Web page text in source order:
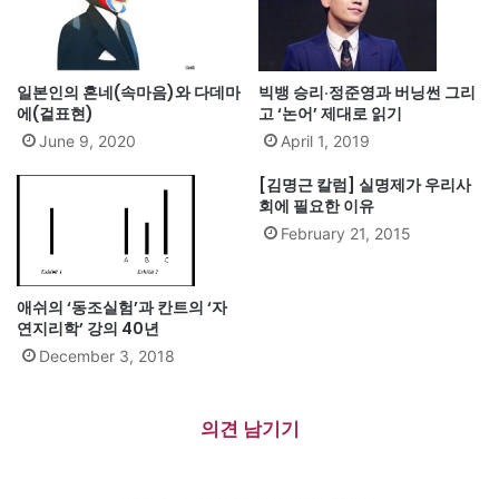
일본인의 혼네(속마음)와 다데마
에(겉표현)
June 9, 2020
빅뱅 승리·정준영과 버닝썬 그리
고 ‘논어’ 제대로 읽기
April 1, 2019
애쉬의 ‘동조실험’과 칸트의 ‘자
연지리학’ 강의 40년
December 3, 2018
[김명근 칼럼] 실명제가 우리사
회에 필요한 이유
February 21, 2015
의견 남기기